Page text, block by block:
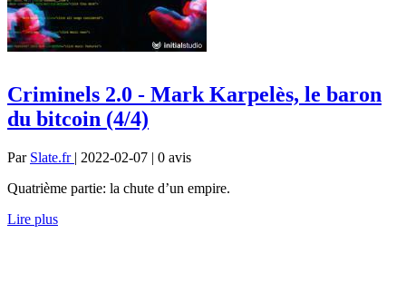
Criminels 2.0 - Mark Karpelès, le baron
du bitcoin (4/4)
Par Slate.fr | 2022-02-07 | 0 avis
Quatrième partie: la chute d’un empire.
Lire plus